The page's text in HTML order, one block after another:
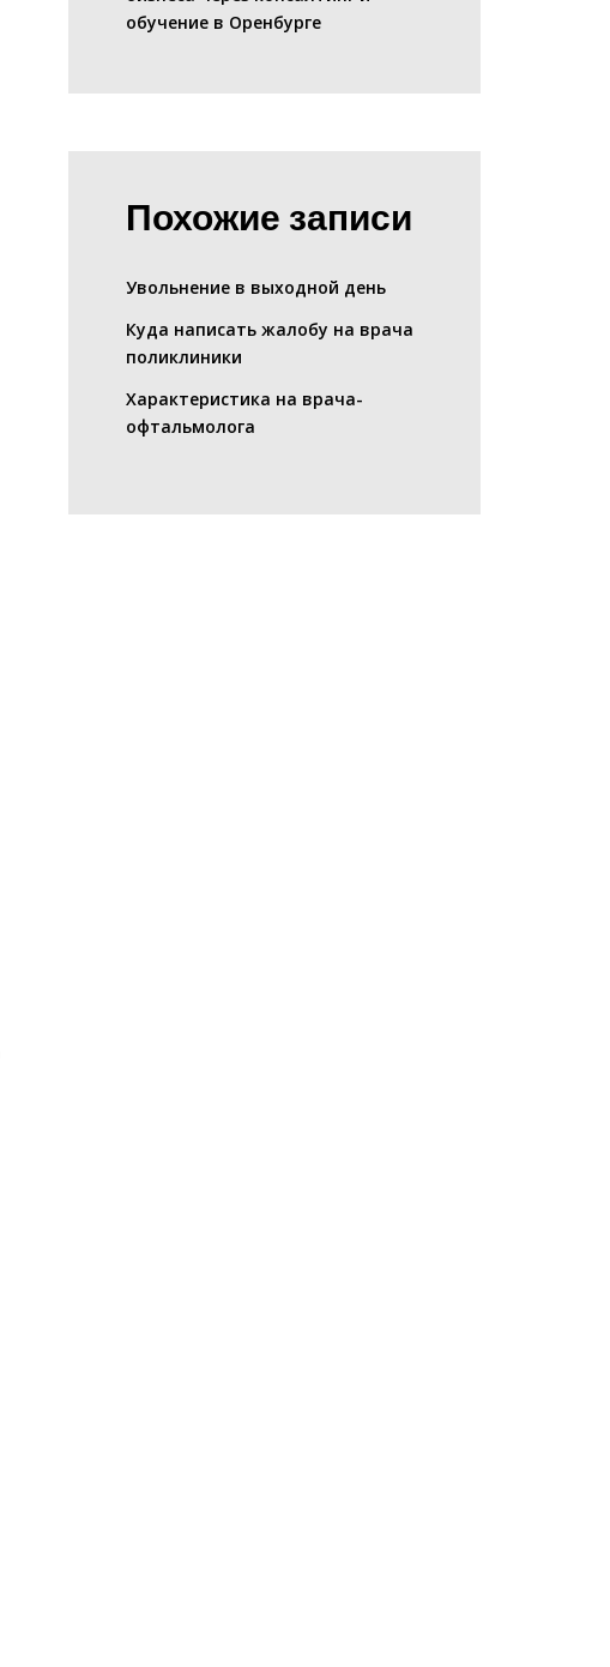
обучение в Оренбурге
Похожие записи
Увольнение в выходной день
Куда написать жалобу на врача
поликлиники
Характеристика на врача-
офтальмолога